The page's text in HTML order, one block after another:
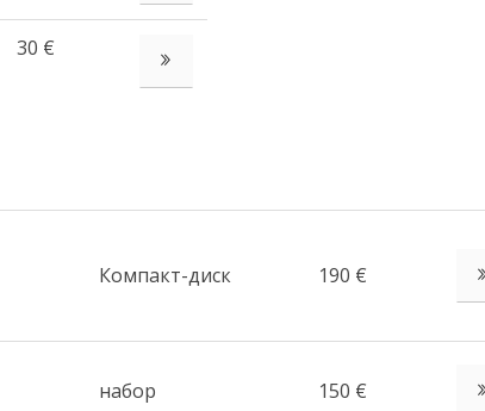
30 € СМОТРЕТЬ ЕЩЁ
Компакт-диск 190 €
набор 150 €